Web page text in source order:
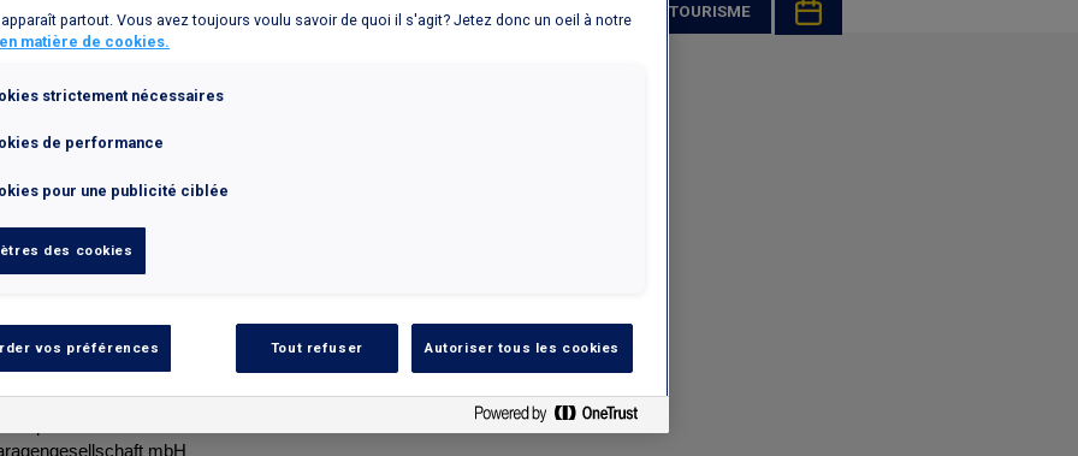
INTERPARKING LIFESTYLE PCARD+ PROMOTION TOURISME
et autres traceurs
entités suivantes:
B.V.
B.V.
B.V.
Diensten B.V.
z o.o.
mbH
apparaît partout. Vous avez toujours voulu savoir de quoi il s'agit? Jetez donc un oeil à notre
matière de cookies.
strictement nécessaires
de performance
pour une publicité ciblée
des cookies
vos préférences Tout refuser Autoriser tous les cookies